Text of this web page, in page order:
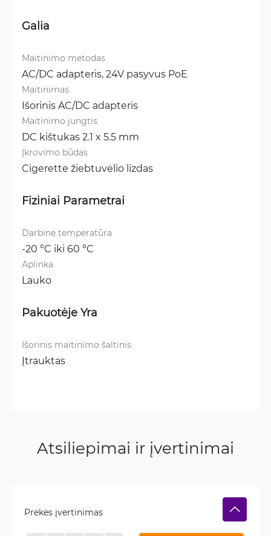
Galia
Maitinimo metodas
AC/DC adapteris, 24V pasyvus PoE
Maitinimas
Išorinis AC/DC adapteris
Maitinimo jungtis
DC kištukas 2.1 x 5.5 mm
Įkrovimo būdas
Cigerette žiebtuvėlio lizdas
Fiziniai Parametrai
Darbinė temperatūra
-20 °C iki 60 °C
Aplinka
Lauko
Pakuotėje Yra
Išorinis maitinimo šaltinis
Įtrauktas
Atsiliepimai ir įvertinimai
Prekės įvertinimas